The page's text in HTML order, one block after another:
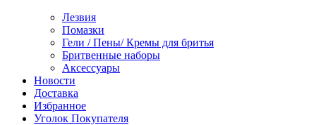
Лезвия
Помазки
Гели / Пены/ Кремы для бритья
Бритвенные наборы
Аксессуары
Новости
Доставка
Избранное
Уголок Покупателя